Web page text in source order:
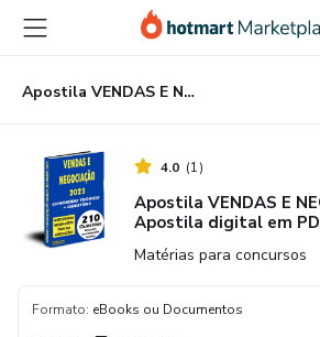
para
conteúdo
principal
para
pagamento
para
rodapé
Apostila VENDAS E NEGOCIAÇÃO 2023 Apostila digital em PDF
4.0 (1)
Apostila VENDAS E
Apostila digital em
Matérias para concursos
Formato: eBooks ou Documentos